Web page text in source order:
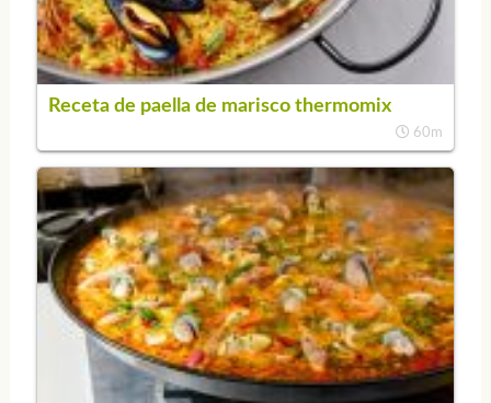
Receta de paella de marisco thermomix
60m